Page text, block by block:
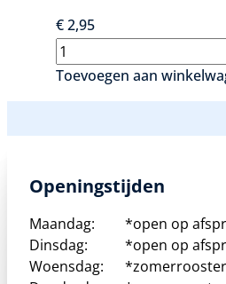
€2,95
Garra
rufa
Toevoegen aan
Openingstijden
Maandag:
*open op
Dinsdag:
*open op
Woensdag: